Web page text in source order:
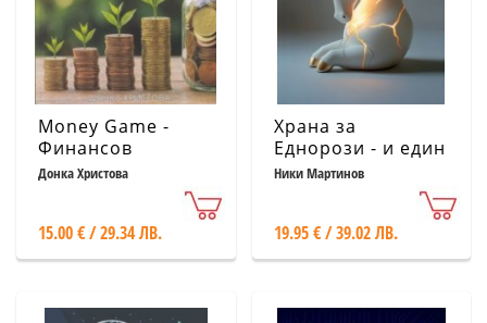
Money Game -
Финансов
наръчник за
Донка Христова
15.00 € / 29.34 ЛВ.
Храна за
Еднорози - и един
фъстък повече
Ники Мартинов
19.95 € / 39.02 ЛВ.